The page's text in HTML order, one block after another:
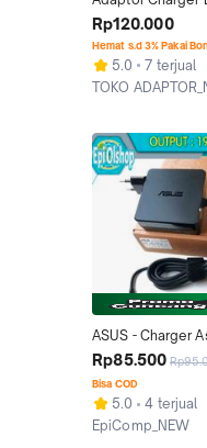
Asus A456
A456UQ 19V-
Rp120.000
Hemat s.d 3% Pakai
5.0
7 terjual
TOKO
ASUS - Charger
A456U A456UR
X456 X456U
UX362F
A407UA A407UF
Rp85.500
Bisa COD
5.0
4 terjual
EpiComp_NEW